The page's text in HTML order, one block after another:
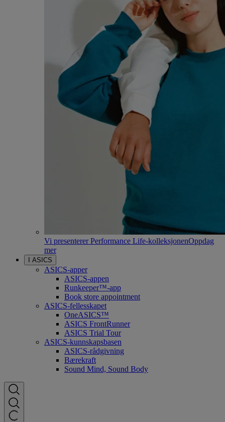
Vi presenterer Performance Life-kolleksjonenOppdag
mer
I ASICS
ASICS-apper
ASICS-appen
Runkeeper™-app
Book store appointment
ASICS-fellesskapet
OneASICS™
ASICS FrontRunner
ASICS Trial Tour
ASICS-kunnskapsbasen
ASICS-rådgivning
Bærekraft
Sound Mind, Sound Body